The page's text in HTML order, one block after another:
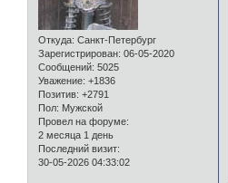
Откуда: Санкт-Петербург
Зарегистрирован: 06-05-2020
Сообщений: 5025
Уважение: +1836
Позитив: +2791
Пол: Мужской
Провел на форуме:
2 месяца 1 день
Последний визит:
30-05-2026 04:33:02